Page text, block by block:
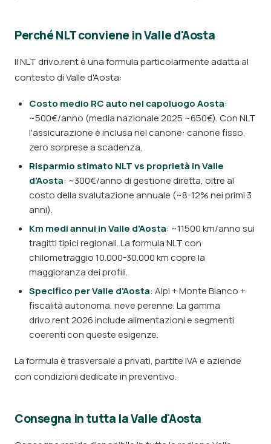
Perché NLT conviene in Valle d'Aosta
Il NLT drivo.rent è una formula particolarmente adatta al
contesto di Valle d'Aosta:
Costo medio RC auto nel capoluogo Aosta:
~500€/anno (media nazionale 2025 ~650€). Con NLT
l'assicurazione è inclusa nel canone: canone fisso,
zero sorprese a scadenza.
Risparmio stimato NLT vs proprietà in Valle
d'Aosta: ~300€/anno di gestione diretta, oltre al
costo della svalutazione annuale (~8-12% nei primi 3
anni).
Km medi annui in Valle d'Aosta: ~11500 km/anno sui
tragitti tipici regionali. La formula NLT con
chilometraggio 10.000-30.000 km copre la
maggioranza dei profili.
Specifico per Valle d'Aosta: Alpi + Monte Bianco +
fiscalità autonoma, neve perenne. La gamma
drivo.rent 2026 include alimentazioni e segmenti
coerenti con queste esigenze.
La formula è trasversale a privati, partite IVA e aziende
con condizioni dedicate in preventivo.
Consegna in tutta la Valle d'Aosta